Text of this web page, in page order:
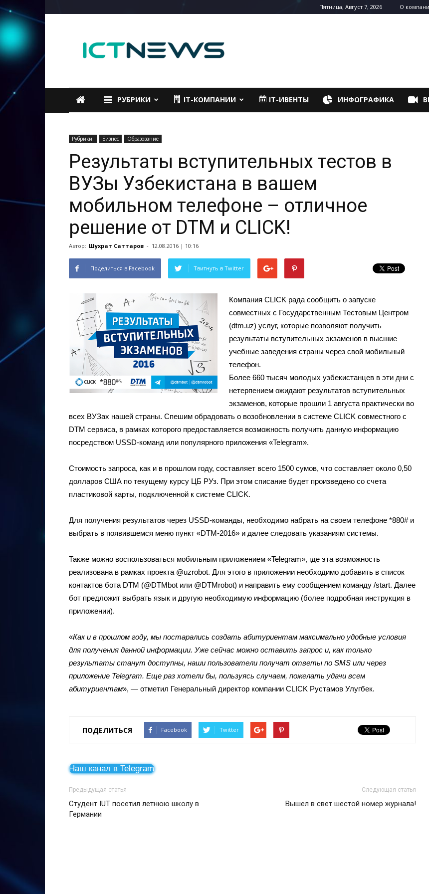
Пятница, Август 7, 2026 О
РУБРИКИ IT-КОМПАНИИ IT-ИВЕНТЫ ИНФОГРАФИКА
Рубрики: Бизнес Образование
Результаты вступительных тестов в
ВУЗы Узбекистана в вашем
мобильном телефоне – отличное
решение от DTM и CLICK!
Автор: Шухрат Саттаров - 12.08.2016 | 10:16
Поделиться в Facebook Твитнуть в Twitter
Компания CLICK рада сообщить о запуске
совместных с Государственным Тестовым Центром
(dtm.uz) услуг, которые позволяют получить
результаты вступительных экзаменов в высшие
учебные заведения страны через свой мобильный
телефон.
Более 660 тысяч молодых узбекистанцев в эти дни с
нетерпением ожидают результатов вступительных
экзаменов, которые прошли 1 августа практически во
всех ВУЗах нашей страны. Спешим обрадовать о возобновлении в системе CLICK совместного с
DTM сервиса, в рамках которого предоставляется возможность получить данную информацию
посредством USSD-команд или популярного приложения «Telegram».
Стоимость запроса, как и в прошлом году, составляет всего 1500 сумов, что составляет около 0,50
долларов США по текущему курсу ЦБ РУз. При этом списание будет произведено со счета
пластиковой карты, подключенной к системе CLICK.
Для получения результатов через USSD-команды, необходимо набрать на своем телефоне *880# и
выбрать в появившемся меню пункт «DTM-2016» и далее следовать указаниям системы.
Также можно воспользоваться мобильным приложением «Telegram», где эта возможность
реализована в рамках проекта @uzrobot. Для этого в приложении необходимо добавить в список
контактов бота DTM (@DTMbot или @DTMrobot) и направить ему сообщением команду /start. Далее
бот предложит выбрать язык и другую необходимую информацию (более подробная инструкция в
приложении).
«Как и в прошлом году, мы постарались создать абитуриентам максимально удобные условия
для получения данной информации. Уже сейчас можно оставить запрос и, как только
результаты станут доступны, наши пользователи получат ответы по SMS или через
приложение Telegram. Еще раз хотели бы, пользуясь случаем, пожелать удачи всем
абитуриентам», — отметил Генеральный директор компании CLICK Рустамов Улугбек.
ПОДЕЛИТЬСЯ Facebook Twitter
Наш канал в Telegram
Предыдущая статья
Студент IUT посетил летнюю школу в
Германии
Следующая статья
Вышел в свет шестой номер журнала!